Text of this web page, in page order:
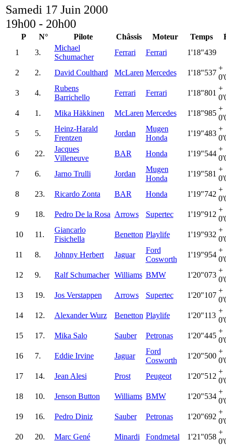
Samedi 17 Juin 2000
19h00 - 20h00
P N° Pilote Châssis Moteur Temps
1
3.
Michael
Schumacher
Ferrari Ferrari 1'18"439
2 2. David Coulthard McLaren Mercedes 1'18"537
+
3
4.
Rubens
Barrichello
Ferrari Ferrari 1'18"801
+
4
1. Mika Häkkinen McLaren Mercedes 1'18"985
+
5
5.
Heinz-Harald
Frentzen
Jordan
Mugen
Honda
1'19"483
+
6
22.
Jacques
Villeneuve
BAR Honda 1'19"544
+
7
6. Jarno Trulli Jordan
Mugen
Honda
1'19"581
+
8
23. Ricardo Zonta BAR Honda 1'19"742
+
9
18. Pedro De la Rosa Arrows Supertec 1'19"912
+
10
11.
Giancarlo
Fisichella
Benetton Playlife 1'19"932
+
11
8. Johnny Herbert Jaguar
Ford
Cosworth
1'19"954
+
12
9. Ralf Schumacher Williams BMW 1'20"073
+
13
19. Jos Verstappen Arrows Supertec 1'20"107
+
14
12. Alexander Wurz Benetton Playlife 1'20"113
+
15
17. Mika Salo Sauber Petronas 1'20"445
+
16
7. Eddie Irvine Jaguar
Ford
Cosworth
1'20"500
+
17
14. Jean Alesi Prost Peugeot 1'20"512
+
18
10. Jenson Button Williams BMW 1'20"534
+
19
16. Pedro Diniz Sauber Petronas 1'20"692
+
20
20. Marc Gené Minardi Fondmetal 1'21"058
+